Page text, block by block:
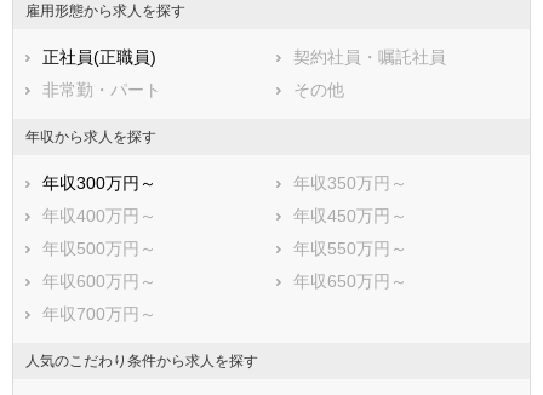
鹿児島県
雇用形態から求人を探す
正社員(正職員)
契約社員・嘱託社員
非常勤・パート
その他
年収から求人を探す
年収300万円～
年収350万円～
年収400万円～
年収450万円～
年収500万円～
年収550万円～
年収600万円～
年収650万円～
年収700万円～
人気のこだわり条件から求人を探す